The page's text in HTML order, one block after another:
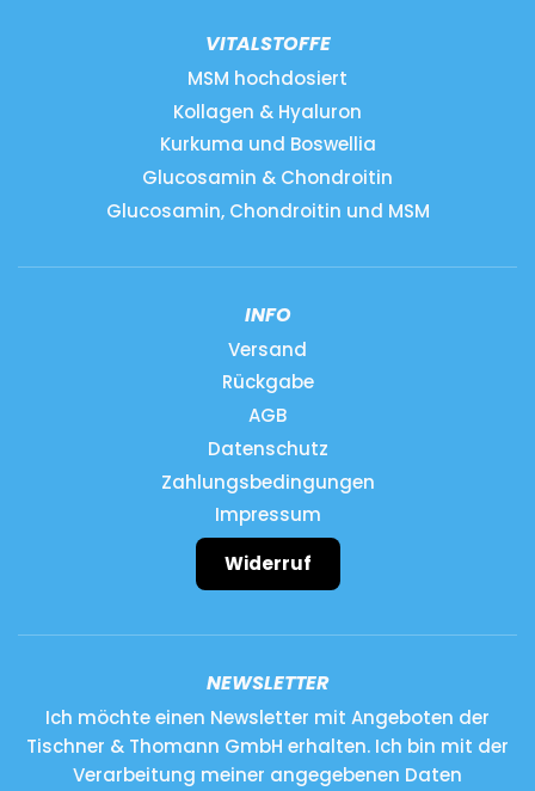
VITALSTOFFE
MSM hochdosiert
Kollagen & Hyaluron
Kurkuma und Boswellia
Glucosamin & Chondroitin
Glucosamin, Chondroitin und MSM
INFO
Versand
Rückgabe
AGB
Datenschutz
Zahlungsbedingungen
Impressum
Widerruf
NEWSLETTER
Ich möchte einen Newsletter mit Angeboten der
Tischner & Thomann GmbH erhalten. Ich bin mit der
Verarbeitung meiner angegebenen Daten